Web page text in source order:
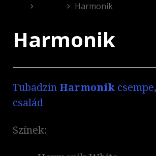
Harmonik
Harmonik
Tubadzin Harmonik
család
Színek: